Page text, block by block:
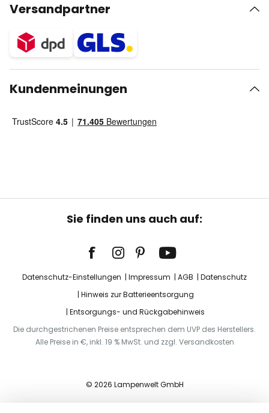
Versandpartner
Kundenmeinungen
Sie finden uns auch auf:
Datenschutz-Einstellungen Impressum AGB
Datenschutz
Hinweis zur Batterieentsorgung
Entsorgungs- und Rückgabehinweis
Die durchgestrichenen Preise entsprechen dem UVP des Herstellers.
Alle Preise in €, inkl. 19 % MwSt. und zzgl. Versandkosten
© 2026 Lampenwelt GmbH